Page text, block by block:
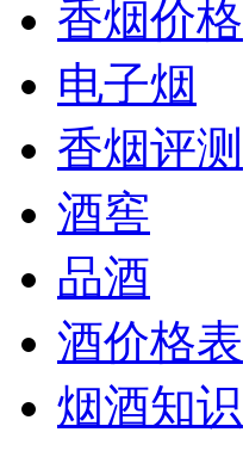
香烟价格
电子烟
香烟评测
酒窖
品酒
酒价格表
烟酒知识